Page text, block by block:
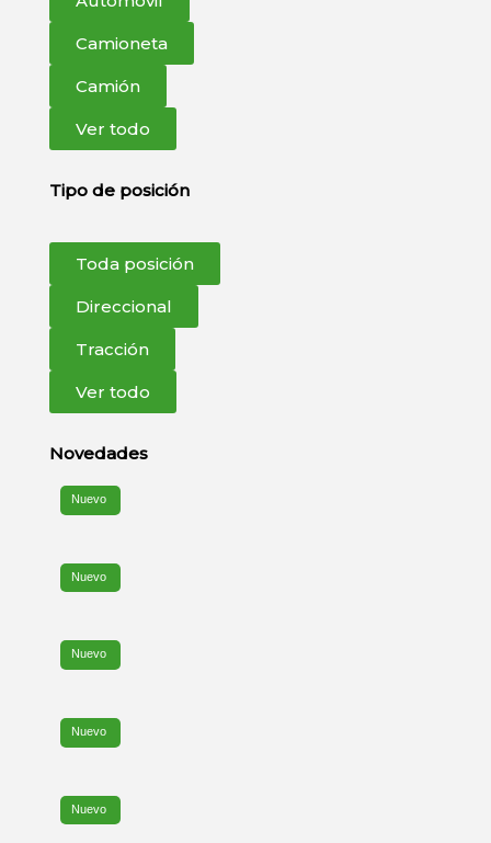
Camioneta
Camión
Ver todo
Tipo de posición
Toda posición
Direccional
Tracción
Ver todo
Novedades
Nuevo
Nuevo
Nuevo
Nuevo
Nuevo